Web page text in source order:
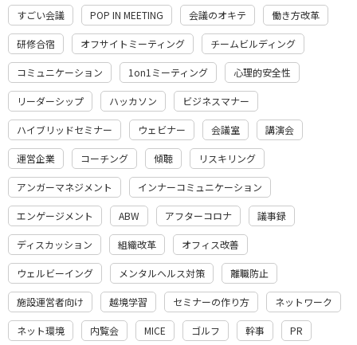
すごい会議 POP IN MEETING 会議のオキテ 働き方改革
研修合宿 オフサイトミーティング チームビルディング
コミュニケーション 1on1ミーティング 心理的安全性
リーダーシップ ハッカソン ビジネスマナー
ハイブリッドセミナー ウェビナー 会議室 講演会
運営企業 コーチング 傾聴 リスキリング
アンガーマネジメント インナーコミュニケーション
エンゲージメント ABW アフターコロナ 議事録
ディスカッション 組織改革 オフィス改善
ウェルビーイング メンタルヘルス対策 離職防止
施設運営者向け 越境学習 セミナーの作り方 ネットワーク
ネット環境 内覧会 MICE ゴルフ 幹事 PR